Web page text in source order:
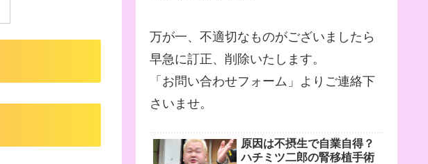
万が一、不適切なものがございましたら
早急に訂正、削除いたします。
「お問い合わせフォーム」よりご連絡下
さいませ。
原因は不摂生で自業自得？
ハチミツ二郎の腎移植手術